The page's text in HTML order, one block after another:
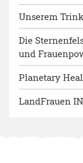
Unserem
Die
und
Planetary
LandFrauen